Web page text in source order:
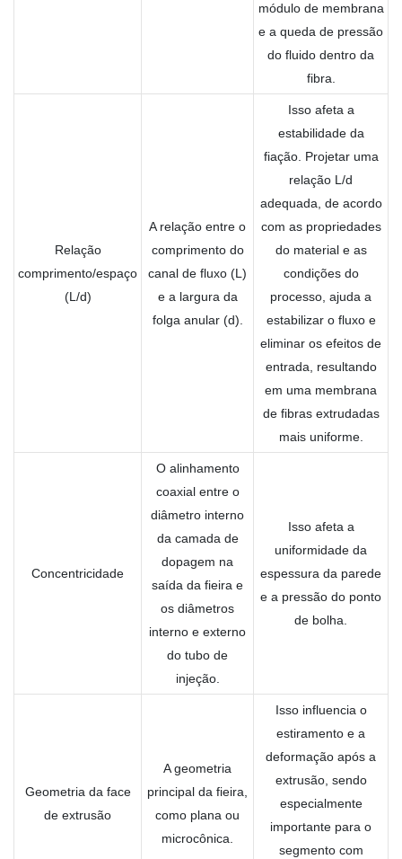
módulo de membrana
e a queda de pressão
do fluido dentro da
fibra.
Relação
comprimento/espaço
(L/d)
A relação entre o
comprimento do
canal de fluxo (L)
e a largura da
folga anular (d).
Isso afeta a
estabilidade da
fiação. Projetar uma
relação L/d
adequada, de acordo
com as propriedades
do material e as
condições do
processo, ajuda a
estabilizar o fluxo e
eliminar os efeitos de
entrada, resultando
em uma membrana
de fibras extrudadas
mais uniforme.
Concentricidade
O alinhamento
coaxial entre o
diâmetro interno
da camada de
dopagem na
saída da fieira e
os diâmetros
interno e externo
do tubo de
injeção.
Isso afeta a
uniformidade da
espessura da parede
e a pressão do ponto
de bolha.
Geometria da face
de extrusão
A geometria
principal da fieira,
como plana ou
microcônica.
Isso influencia o
estiramento e a
deformação após a
extrusão, sendo
especialmente
importante para o
segmento com